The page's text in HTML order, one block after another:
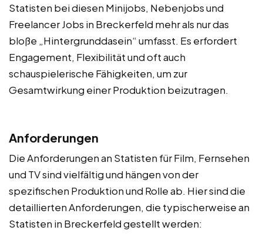
Statisten bei diesen Minijobs, Nebenjobs und
Freelancer Jobs in Breckerfeld mehr als nur das
bloße „Hintergrunddasein“ umfasst. Es erfordert
Engagement, Flexibilität und oft auch
schauspielerische Fähigkeiten, um zur
Gesamtwirkung einer Produktion beizutragen.
Anforderungen
Die Anforderungen an Statisten für Film, Fernsehen
und TV sind vielfältig und hängen von der
spezifischen Produktion und Rolle ab. Hier sind die
detaillierten Anforderungen, die typischerweise an
Statisten in Breckerfeld gestellt werden: